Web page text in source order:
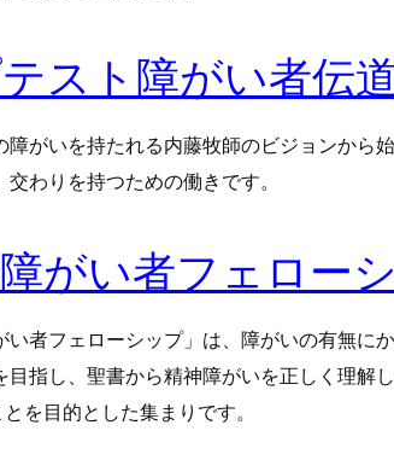
スト障がい者伝
障がいを持たれる内藤牧師のビジョンから
交わりを持つための働きです。
がい者フェロー
い者フェローシップ」は、障がいの有無に
目指し、聖書から精神障がいを正しく理解
を目的とした集まりです。